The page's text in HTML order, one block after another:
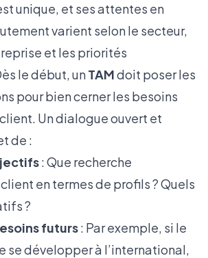
unique, et ses attentes en
varient selon le secteur,
et les priorités
le début, unTAMdoit poser les
pour bien cerner les besoins
Un dialogue ouvert et
de :
: Que recherche
en termes de profils ? Quels
?
futurs: Par exemple, si le
se développer à l’international,